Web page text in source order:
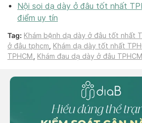
Nội soi dạ dày ở đâu tốt nhất
điểm uy tín
Tag: Khám bệnh dạ dày ở đâu tốt nhất
ở đâu tphcm, Khám dạ dày tốt nhất
TPHCM , Khám đau dạ dày ở đâu TPHCM